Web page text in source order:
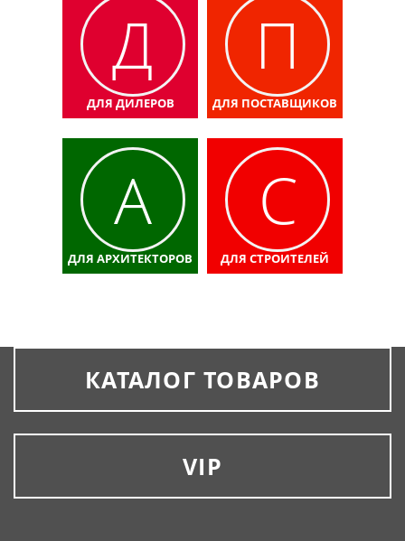
ДЛЯ ДИЛЕРОВ
Д
ДЛЯ ПОСТАВЩИКОВ
П
ДЛЯ АРХИТЕКТОРОВ
А
ДЛЯ СТРОИТЕЛЕЙ
С
КАТАЛОГ ТОВАРОВ
VIP